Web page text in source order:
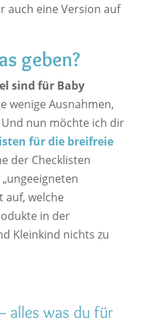
auch eine Version auf
geben?
sind für Baby
wenige Ausnahmen,
nun möchte ich dir
für die breifreie
der Checklisten
auf, welche
in der
Kleinkind nichts zu
alles was du für